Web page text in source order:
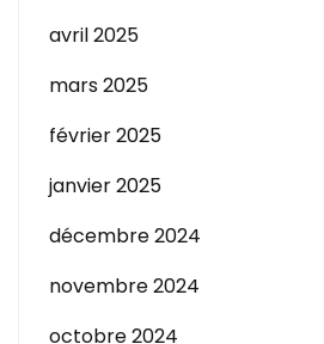
avril 2025
mars 2025
février 2025
janvier 2025
décembre 2024
novembre 2024
octobre 2024